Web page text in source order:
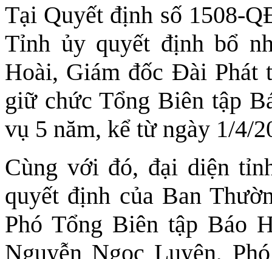
Tại Quyết định số 1508-
Tỉnh ủy quyết định bổ
Hoài, Giám đốc Đài Phát
giữ chức Tổng Biên tập
vụ 5 năm, kể từ ngày 1/4/
Cùng với đó, đại diện
quyết định của Ban
Phó Tổng Biên tập Báo
Nguyễn Ngọc Luyện,